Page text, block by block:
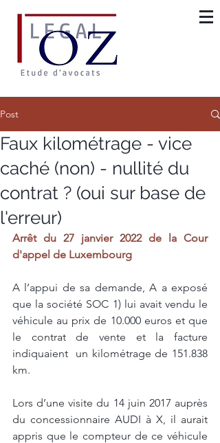
Post
Faux kilométrage - vice
caché (non) - nullité du
contrat ? (oui sur base de
l'erreur)
Arrêt du 27 janvier 2022 de la Cour
d'appel de Luxembourg
A l’appui de sa demande, A a exposé
que la société SOC 1) lui avait vendu le
véhicule au prix de 10.000 euros et que
le contrat de vente et la facture
indiquaient  un kilométrage de 151.838
km.
Lors d’une visite du 14 juin 2017 auprès
du concessionnaire AUDI à X, il aurait
appris que le compteur de ce véhicule